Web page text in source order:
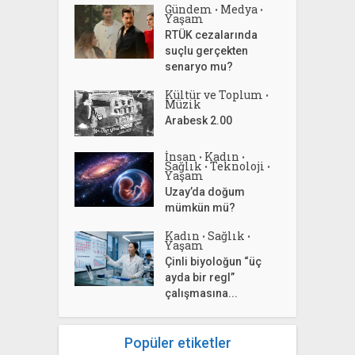
Gündem • Medya •
Yaşam
RTÜK cezalarında
suçlu gerçekten
senaryo mu?
Kültür ve Toplum •
Müzik
Arabesk 2.00
İnsan • Kadın •
Sağlık • Teknoloji •
Yaşam
Uzay’da doğum
mümkün mü?
Kadın • Sağlık •
Yaşam
Çinli biyoloğun “üç
ayda bir regl”
çalışmasına...
Popüler etiketler